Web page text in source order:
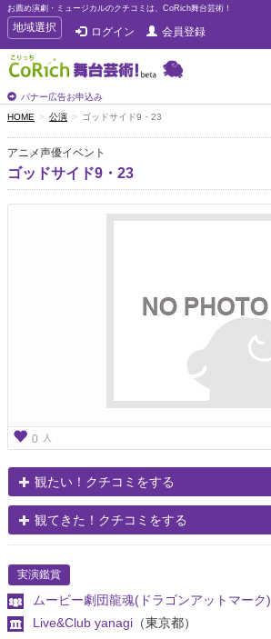
お薦め演劇・ミュージカルのクチコミは、CoRich舞台芸術！
T
o
g
g
e
n
a
v
g
地域選択 ログイン 会員登録
バナー広告お申込み
HOME 公演 ゴッドサイド9・23
アニメ声優イベント
ゴッドサイド9・23
0 人
観たい！クチコミをする
観てきた！クチコミをする
実演鑑賞
ムービー劇団龍魂(ドラゴンアットマーク)
Live&Club yanagi （東京都）